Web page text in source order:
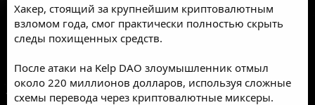
Хакер, стоящий за крупнейшим криптовалютным
взломом года, смог практически полностью скрыть
следы похищенных средств.
После атаки на Kelp DAO злоумышленник отмыл
около 220 миллионов долларов, используя сложные
схемы перевода через криптовалютные миксеры.